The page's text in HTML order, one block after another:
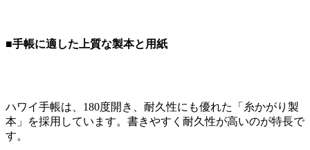
■手帳に適した上質な製本と用紙
ハワイ手帳は、180度開き、耐久性にも優れた「糸かがり製
本」を採用しています。書きやすく耐久性が高いのが特長で
す。